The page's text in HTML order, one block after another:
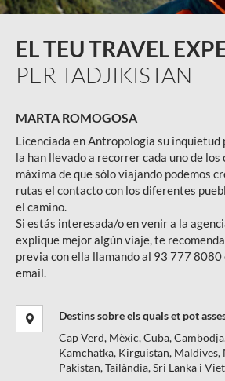
EL TEU TRAVEL
PER TADJIKISTAN
MARTA ROMOGOSA
Licenciada en Antropología su inquietud
la han llevado a recorrer cada uno de los
máxima de que sólo viajando podemos
rutas el contacto con los diferentes
el camino.
Si estás interesada/o en venir a la
explique mejor algún viaje, te
previa con ella llamando al 93 777 8080
email.
Destins sobre els quals et pot
Cap Verd, Mèxic,Cuba,Cambodja
Kamchatka, Kirguistan, Maldives,
Pakistan,Tailàndia,Sri Lanka i